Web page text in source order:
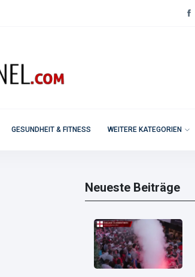
GESUNDHEIT & FITNESS WEITERE KATEGORIEN
Neueste Beiträge